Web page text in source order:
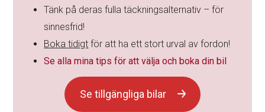
Tänk på deras fulla täckningsalternativ – för
sinnesfrid!
Boka tidigt för att ha ett stort urval av fordon!
Se alla mina tips för att välja och boka din bil
Se tillgängliga bilar